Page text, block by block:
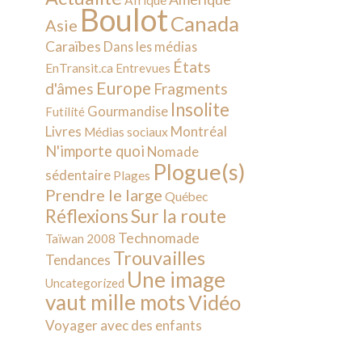
Asie BoulotCanada
Caraïbes Dans les médias
EnTransit.ca Entrevues États
d'âmes Europe Fragments
Futilité Gourmandise Insolite
Livres Médias sociaux Montréal
N'importe quoi Nomade
sédentaire Plages Plogue(s)
Prendre le large Québec
RéflexionsSur la route
Taïwan 2008 Technomade
Tendances Trouvailles
Uncategorized Une image
vaut mille motsVidéo
Voyager avec des enfants